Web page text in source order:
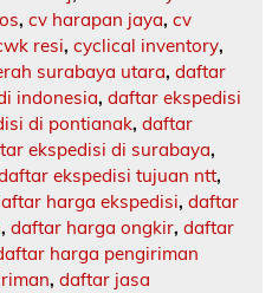
, cv harapan jaya, cv
resi, cyclical inventory,
surabaya utara, daftar
indonesia, daftar ekspedisi
di pontianak, daftar
ekspedisi di surabaya,
ekspedisi tujuan ntt,
harga ekspedisi, daftar
, daftar harga ongkir, daftar
harga pengiriman
, daftar jasa